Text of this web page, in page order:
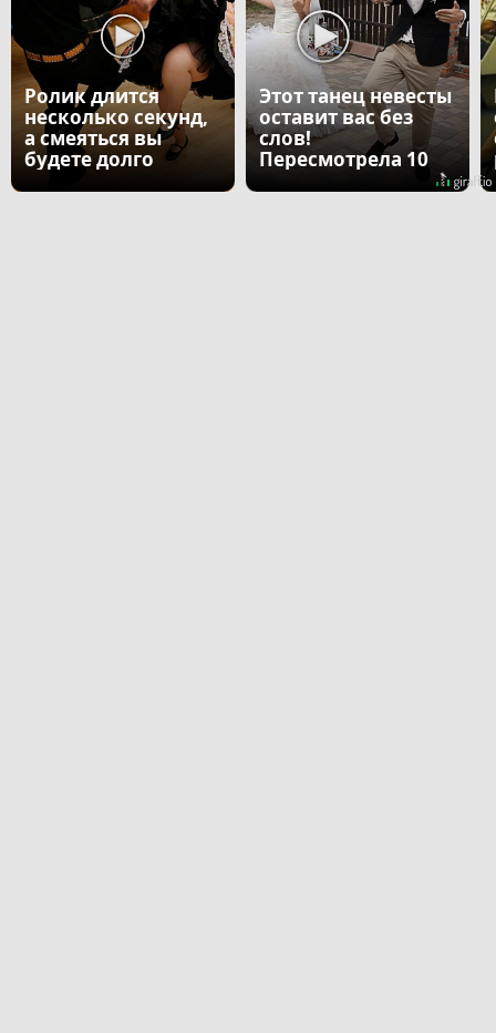
Ролик длится
несколько секунд,
а смеяться вы
будете долго
Этот танец невесты
оставит вас без
слов!
Пересмотрела 10